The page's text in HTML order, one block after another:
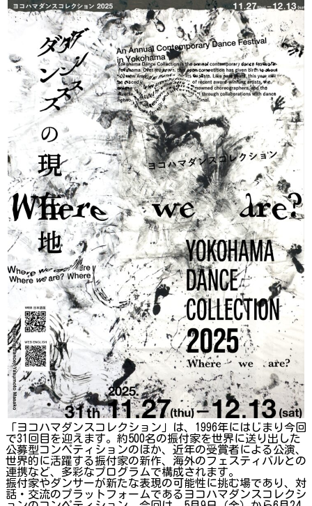
「ヨコハマダンスコレクション」は、1996年にはじまり今回
で31回目を迎えます。約500名の振付家を世界に送り出した
公募型コンペティションのほか、近年の受賞者による公演、
世界的に活躍する振付家の新作、海外のフェスティバルとの
連携など、多彩なプログラムで構成されます。
振付家やダンサーが新たな表現の可能性に挑む場であり、対
話・交流のプラットフォームであるヨコハマダンスコレクシ